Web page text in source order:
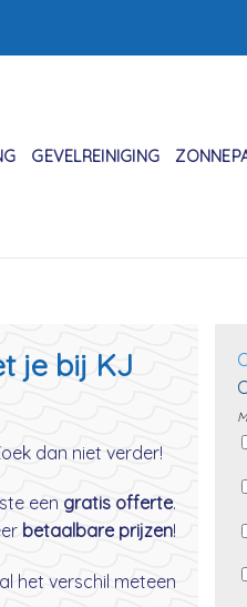
GEVELREINIGING
je bij KJ
dan niet verder!
een gratis offerte.
betaalbare prijzen!
het verschil meteen